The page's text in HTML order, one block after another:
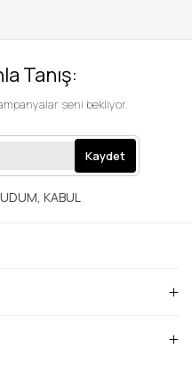
Tanış:
seni bekliyor.
Kaydet
KABUL